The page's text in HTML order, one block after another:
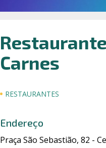
Carnes
RESTAURANTES
Endereço
Praça São Sebastião, 82 -